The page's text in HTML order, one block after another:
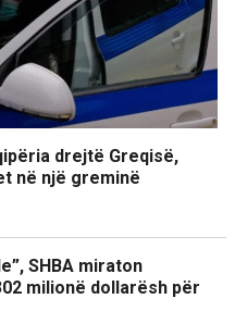
drejtë Greqisë,
në një greminë
SHBA miraton
milionë dollarësh për